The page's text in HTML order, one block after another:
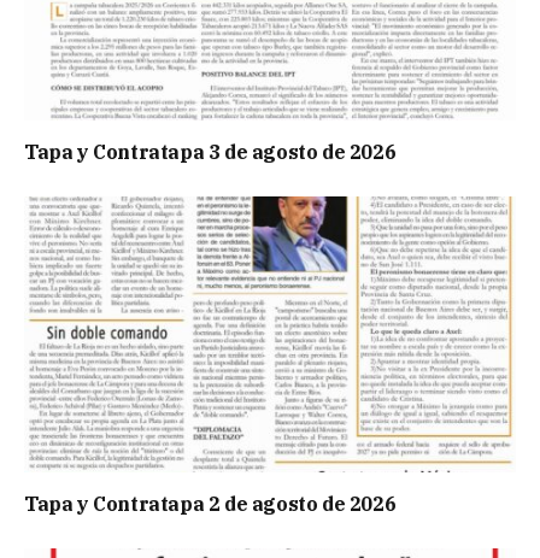
Tapa y Contratapa 3 de agosto de 2026
Tapa y Contratapa 2 de agosto de 2026